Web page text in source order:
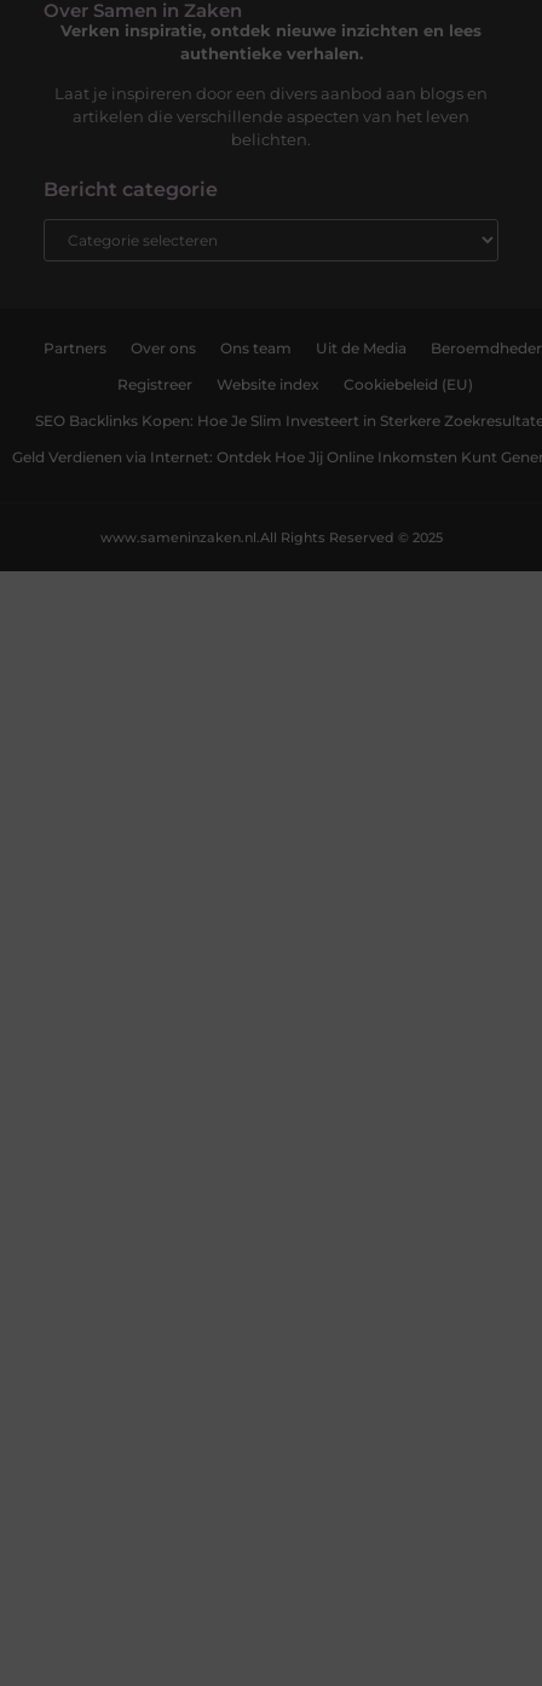
Over Samen in Zaken
Verken inspiratie, ontdek nieuwe inzichten en lees
authentieke verhalen.
Laat je inspireren door een divers aanbod aan blogs en
artikelen die verschillende aspecten van het leven
belichten.
Bericht categorie
Partners Over ons Ons team Uit de Media
Registreer Website index Cookiebeleid (EU)
SEO Backlinks Kopen: Hoe Je Slim Investeert in Sterkere
Geld Verdienen via Internet: Ontdek Hoe Jij Online Inkomsten Kunt
All Rights Reserved © 2025
www.sameninzaken.nl.